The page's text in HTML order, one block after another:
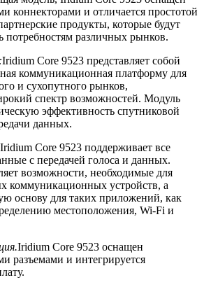
коннекторами и отличается простотой
продукты, которые будут
потребностям различных рынков.
Iridium Core 9523 представляет собой
коммуникационная платформу для
и сухопутного рынков,
спектр возможностей. Модуль
эффективность спутниковой
данных.
Iridium Core 9523 поддерживает все
с передачей голоса и данных.
возможности, необходимые для
коммуникационных устройств, а
основу для таких приложений, как
местоположения, Wi-Fi и
Iridium Core 9523 оснащен
разъемами и интегрируется